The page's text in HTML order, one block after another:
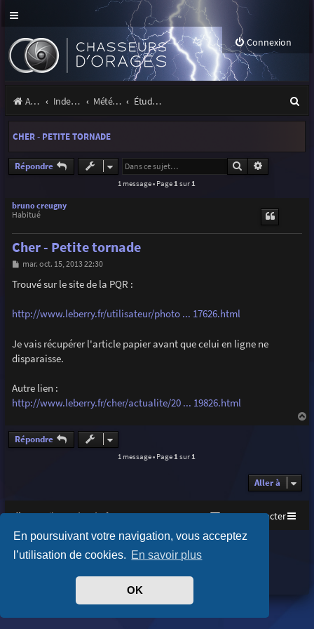
En poursuivant votre navigation, vous acceptez
l’utilisation de cookies. En savoir plus
OK
Connexion
Accueil Index du forum Météo et climatologie des orages Étude de phénomènes orageux
e
CHER - PETITE TORNADE
Répondre Rechercher
1 message • Page 1 sur 1
bruno creugny
Habitué
Cher - Petite tornade
M
s
s
g
e
mar. oct. 15, 2013 22:30
Trouvé sur le site de la PQR :
http://www.leberry.fr/utilisateur/photo ... 17626.html
Je vais récupérer l'article papier avant que celui en ligne ne
disparaisse.
Autre lien :
http://www.leberry.fr/cher/actualite/20 ... 19826.html
Répondre
1 message • Page1sur1
Aller à
Accueil Index du forum Nous contacter
Purplexion style by
Ian Bradley
Développé parphpBB ® Forum Software © phpBB Limited
Conditions